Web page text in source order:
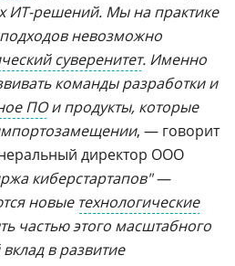
ИТ-решений. Мы на практике
невозможно
суверенитет. Именно
команды разработки и
ПОи продукты, которые
, — говорит
директор ООО
киберстартапов" —
новые технологические
частью этого масштабного
в развитие